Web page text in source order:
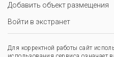
Добавить объект размещения
Войти в экстранет
Для корректной работы сайт